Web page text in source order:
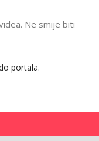
Ne smije biti
portala.